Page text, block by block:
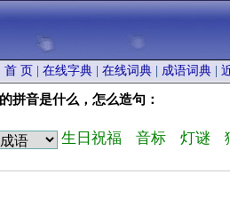
首 页 在线字典 在线词典 成语词典
拼音是什么，怎么造句：
生日祝福 音标 灯谜